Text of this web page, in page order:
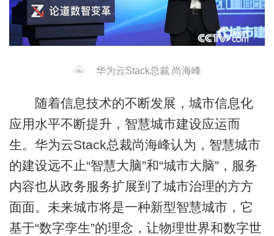
华为云Stack总裁 尚海峰
随着信息技术的不断发展，城市信息化
应用水平不断提升，智慧城市建设应运而
生。华为云Stack总裁尚海峰认为，智慧城市
的建设远不止“智慧大脑”和“城市大脑”，服务
内容也从政务服务扩展到了城市治理的方方
面面。未来城市将是一种新型智慧城市，它
基于“数字孪生”的理念，让物理世界和数字世